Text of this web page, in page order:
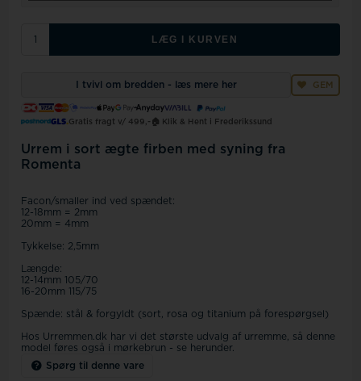
LÆG I KURVEN
I tvivl om bredden - læs mere her GEM
Gratis fragt v/ 499,- 🏠 Klik & Hent i Frederikssund
Urrem i sort ægte firben med syning fra
Romenta
Facon/smaller ind ved spændet:
12-18mm = 2mm
20mm = 4mm
Tykkelse: 2,5mm
Længde:
12-14mm 105/70
16-20mm 115/75
Spænde: stål & forgyldt (sort, rosa og titanium på forespørgsel)
Hos Urremmen.dk har vi det største udvalg af urremme, så denne
model føres også i mørkebrun - se herunder.
Spørg til denne vare